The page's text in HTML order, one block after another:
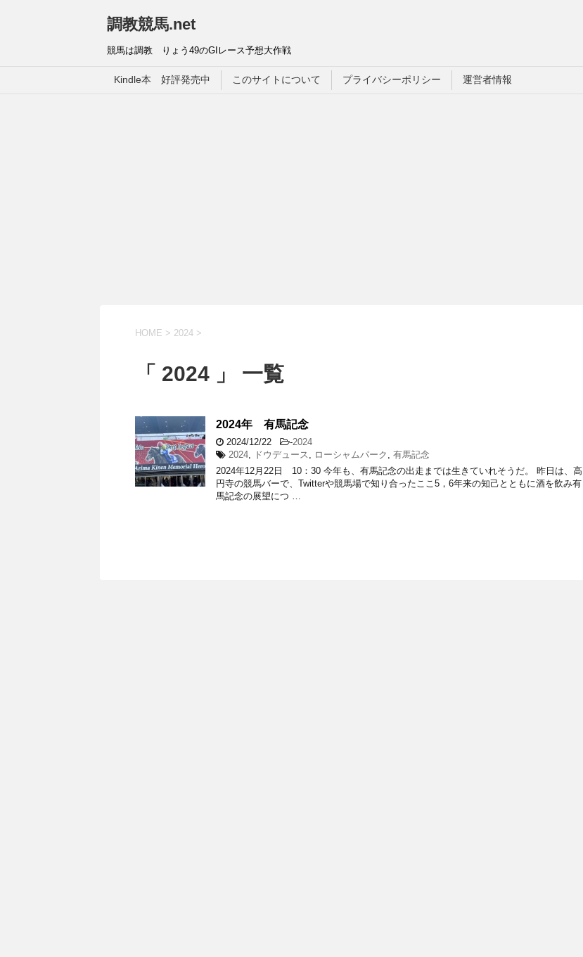
調教競馬.net
競馬は調教 りょう49のGIレース予想大作戦
Kindle本 好評発売中 このサイトについて プライバシーポリシー 運営者情報
HOME > 2024 >
「 2024 」 一覧
2024年 有馬記念
2024/12/22 -2024
2024, ドウデュース , ローシャムパーク , 有馬記念
2024年12月22日 10：30 今年も、有馬記念の出走までは生きていれそうだ。 昨日は、高
円寺の競馬バーで、Twitterや競馬場で知り合ったここ5，6年来の知己とともに酒を飲み有
馬記念の展望につ …